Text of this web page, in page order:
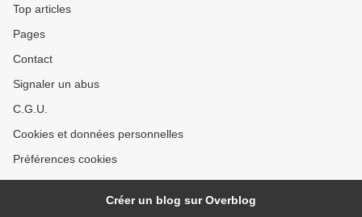
Top articles
Pages
Contact
Signaler un abus
C.G.U.
Cookies et données personnelles
Préférences cookies
Créer un blog sur Overblog